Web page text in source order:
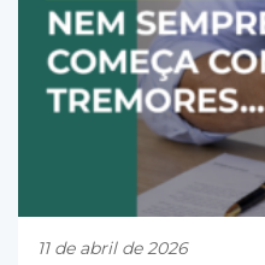
11 de abril de 2026